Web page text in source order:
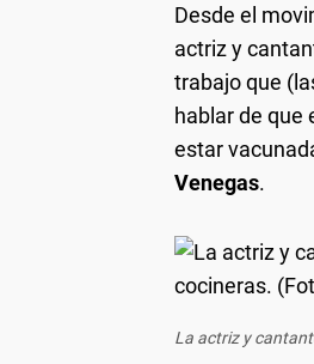
Desde el
actriz y
trabajo que
hablar de que
estar
Venegas.
La actriz y